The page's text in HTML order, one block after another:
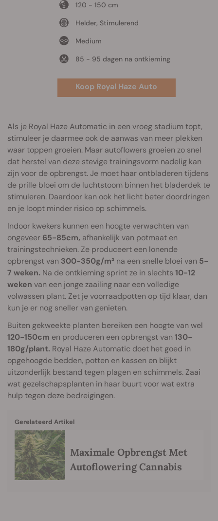
120 - 150 cm
Helder, Stimulerend
Medium
85 - 95 dagen na ontkieming
Koop Royal Haze Auto
Als je Royal Haze Automatic in een vroeg stadium topt,
stimuleer je daarmee ook de aanwas van meer plekken
waar toppen groeien. Maar autoflowers groeien zo snel
dat herstel van deze stevige trainingsvorm nadelig kan
zijn voor de opbrengst. Je moet haar ontbladeren tijdens
de prille bloei om de luchtstoom binnen het bladerdek te
stimuleren. Daardoor kan ook het licht beter doordringen
en je loopt minder risico op schimmels.
Indoor kwekers kunnen een hoogte verwachten van
ongeveer 65-85cm, afhankelijk van potmaat en
trainingstechnieken. Ze produceert een lonende
opbrengst van 300-350g/m² na een snelle bloei van 5-
7 weken. Na de ontkieming sprint ze in slechts 10-12
weken van een jonge zaailing naar een volledige
volwassen plant. Zet je voorraadpotten op tijd klaar, dan
kun je er nog sneller van genieten.
Buiten gekweekte planten bereiken een hoogte van wel
120-150cm en produceren een opbrengst van 130-
180g/plant. Royal Haze Automatic doet het goed in
opgehoogde bedden, potten en kassen en blijkt
uitzonderlijk bestand tegen plagen en schimmels. Zaai
wat gezelschapsplanten in haar buurt voor wat extra
hulp tegen deze bedreigingen.
Gerelateerd Artikel
Maximale Opbrengst Met
Autoflowering Cannabis